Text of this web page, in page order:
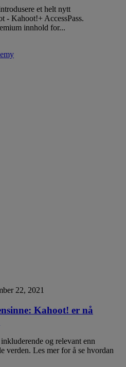
et helt nytt
- Kahoot!+ AccessPass.
innhold for...
22, 2021
Kahoot! er nå
og relevant enn
verden. Les mer for å se hvordan